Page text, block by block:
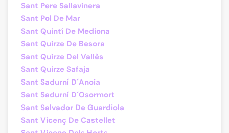
Sant Pere Sallavinera
Sant Pol De Mar
Sant Quintí De Mediona
Sant Quirze De Besora
Sant Quirze Del Vallès
Sant Quirze Safaja
Sant Sadurní D´Anoia
Sant Sadurní D´Osormort
Sant Salvador De Guardiola
Sant Vicenç De Castellet